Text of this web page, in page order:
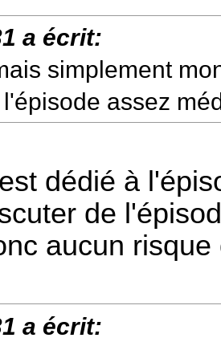
a écrit:
simplement
assez
dédié à
de
aucun
a écrit: